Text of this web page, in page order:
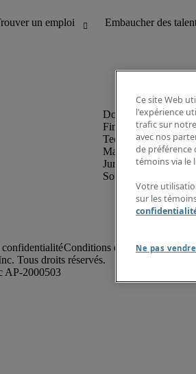
Finance et
Technologie
Marketing et création
Juridique
Soutien administratif
Conditions d’utilisation
Tous droits réservés.
Ce site Web
l'expérience
trafic sur
avec nos
de préférence
témoins via le
Votre
sur les
Ne pas